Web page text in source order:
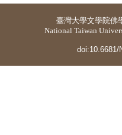
臺灣大學文學院佛
National Taiwan
doi:10.6681/